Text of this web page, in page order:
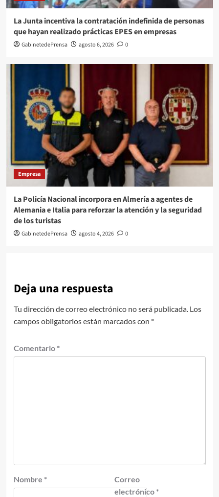
La Junta incentiva la contratación indefinida de personas
que hayan realizado prácticas EPES en empresas
GabinetedePrensa agosto 6, 2026 0
Empresa
La Policía Nacional incorpora en Almería a agentes de
Alemania e Italia para reforzar la atención y la seguridad
de los turistas
GabinetedePrensa agosto 4, 2026 0
Deja una respuesta
Tu dirección de correo electrónico no será publicada. Los
campos obligatorios están marcados con *
Comentario *
Nombre *
Correo
electrónico *